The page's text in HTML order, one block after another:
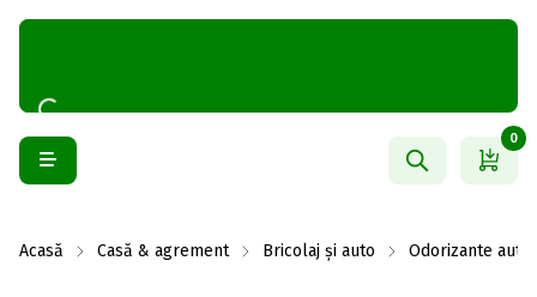
0
Acasă Casă & agrement Bricolaj și auto Odorizante auto